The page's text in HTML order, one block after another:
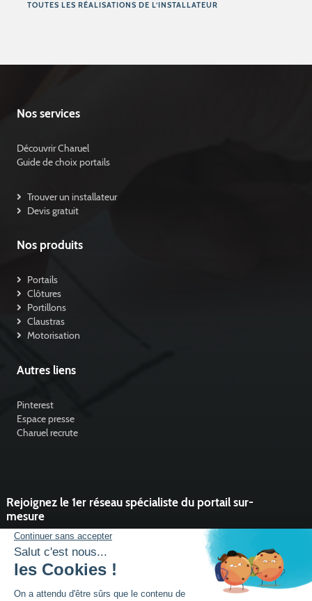
TOUTES LES RÉALISATIONS DE L’INSTALLATEUR
Nos services
Découvrir Charuel
Guide de choix portails
Trouver un installateur
Devis gratuit
Nos produits
Portails
Clôtures
Portillons
Claustras
Motorisation
Autres liens
Pinterest
Espace presse
Charuel recrute
Rejoignez le 1er réseau spécialiste du portail sur-
mesure
Vous souhaitez développer l'activité portail de votre entreprise ?
Rejoindre un réseau dynamique, avec un service et des outils qui
font la différence ?